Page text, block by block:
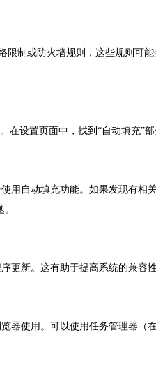
制或防火墙规则，这些规则可
在设置页面中，找到“自动填充”
用自动填充功能。如果发现有
更新。这有助于提高系统的兼
器使用。可以使用任务管理器（